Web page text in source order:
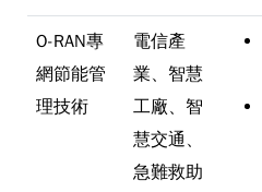
O-RAN專
網節能管
理技術
電信產
業、智慧
工廠、智
慧交通、
急難救助